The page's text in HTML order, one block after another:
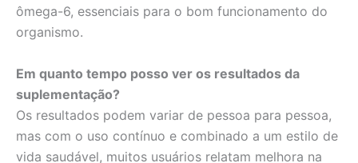
ômega-6, essenciais para o bom funcionamento do
organismo.
Em quanto tempo posso ver os resultados da
suplementação?
Os resultados podem variar de pessoa para pessoa,
mas com o uso contínuo e combinado a um estilo de
vida saudável, muitos usuários relatam melhora na